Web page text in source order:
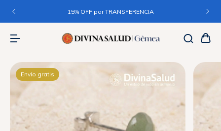
15% OFF por TRANSFERENCIA
Envío gratis